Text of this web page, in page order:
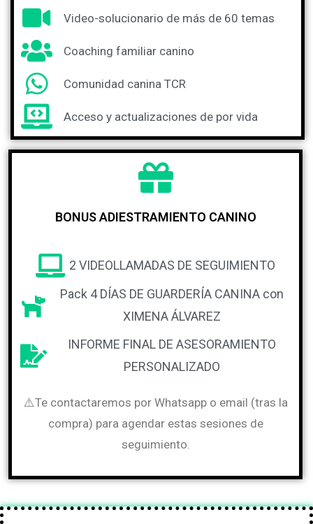
Video-solucionario de más de 60 temas
Coaching familiar canino
Comunidad canina TCR
Acceso y actualizaciones de por vida
BONUS ADIESTRAMIENTO CANINO
2 VIDEOLLAMADAS DE SEGUIMIENTO
Pack 4 DÍAS DE GUARDERÍA CANINA con
XIMENA ÁLVAREZ
INFORME FINAL DE ASESORAMIENTO
PERSONALIZADO
⚠️Te contactaremos por Whatsapp o email (tras la
compra) para agendar estas sesiones de
seguimiento.